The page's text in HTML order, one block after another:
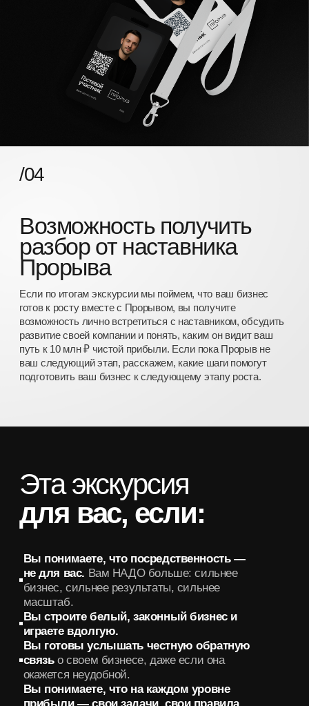
Попасть на экскурсию — не значит попасть в
сообщество. Это встреча, где мы знакомимся,
действительно ли ты подходишь
Прорыву, а Прорыв подходит тебе.
Отбор жесткий и проходит в несколько этапов. Мы
сознательно формируем сильную
предпринимательскую среду, потому что именно
люди, которые находятся рядом с вами, во многом
скорость роста бизнеса.Сегодня
Прорыв объединяет собственников компаний,
которые создают рабочие места, развивают
[производство
и строительство]
[оптовая и розничная
торговля]
Длительность —45 минут
Место проведения — Zoom
Формат:
01